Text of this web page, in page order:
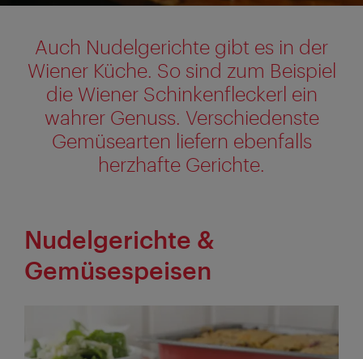
Auch Nudelgerichte gibt es in der
Wiener Küche. So sind zum Beispiel
die Wiener Schinkenfleckerl ein
wahrer Genuss. Verschiedenste
Gemüsearten liefern ebenfalls
herzhafte Gerichte.
Nudelgerichte &
Gemüsespeisen